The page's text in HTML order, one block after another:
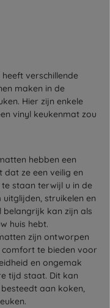
verschillende
maken in de
Hier zijn enkele
vinyl keukenmat zou
hebben een
ze een veilig en
staan terwijl u in de
struikelen en
kan zijn als
huis hebt.
zijn ontworpen
te bieden voor
en ongemak
tijd staat. Dit kan
aan koken,